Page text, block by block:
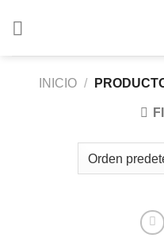
INICIO /